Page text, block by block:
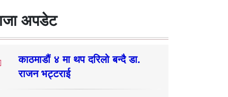
अपडेट
काठमाडौं ४ मा थप दरिलो बन्दै डा.
राजन भट्टराई